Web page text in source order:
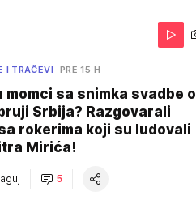
I TRAČEVI PRE 15 H
momci sa snimka svadbe o
Srbija? Razgovarali
rokerima koji su ludovali
Mirića!
5